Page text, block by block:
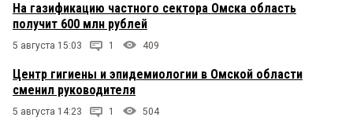
На газификацию частного сектора Омска область
получит 600 млн рублей
5 августа 15:03 1 409
Центр гигиены и эпидемиологии в Омской области
сменил руководителя
5 августа 14:23 1 504